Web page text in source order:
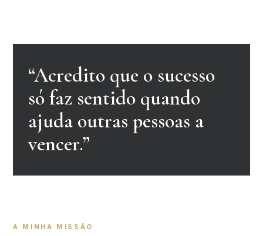
“Acredito que o sucesso
só faz sentido quando
ajuda outras pessoas a
vencer.”
A MINHA MISSÃO